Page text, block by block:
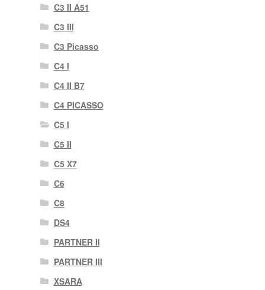
C3 II A51
C3 III
C3 Picasso
C4 I
C4 II B7
C4 PICASSO
C5 I
C5 II
C5 X7
C6
C8
DS4
PARTNER II
PARTNER III
XSARA